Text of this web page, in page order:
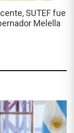
SUTEF fue
Melella